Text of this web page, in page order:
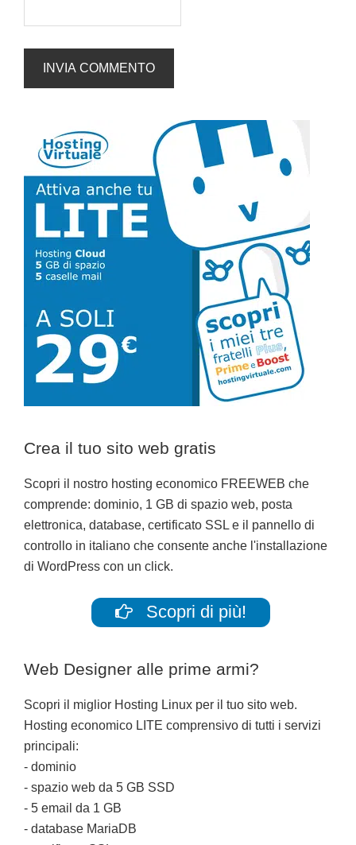
Barra
laterale
primaria
Crea il tuo sito web gratis
Scopri il nostro hosting economico FREEWEB che
comprende: dominio, 1 GB di spazio web, posta
elettronica, database, certificato SSL e il pannello di
controllo in italiano che consente anche l'installazione
di WordPress con un click.
Scopri di più!
Web Designer alle prime armi?
Scopri il miglior Hosting Linux per il tuo sito web.
Hosting economico LITE comprensivo di tutti i servizi
principali:
- dominio
- spazio web da 5 GB SSD
- 5 email da 1 GB
- database MariaDB